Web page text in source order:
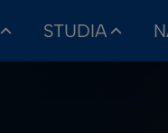
STUDIA